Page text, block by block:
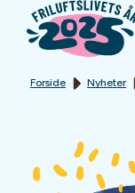
Forside Nyheter